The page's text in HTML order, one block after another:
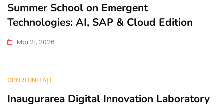
Summer School on Emergent
Technologies: AI, SAP & Cloud Edition
Mai 21, 2026
OPORTUNITĂȚI
Inaugurarea Digital Innovation Laboratory